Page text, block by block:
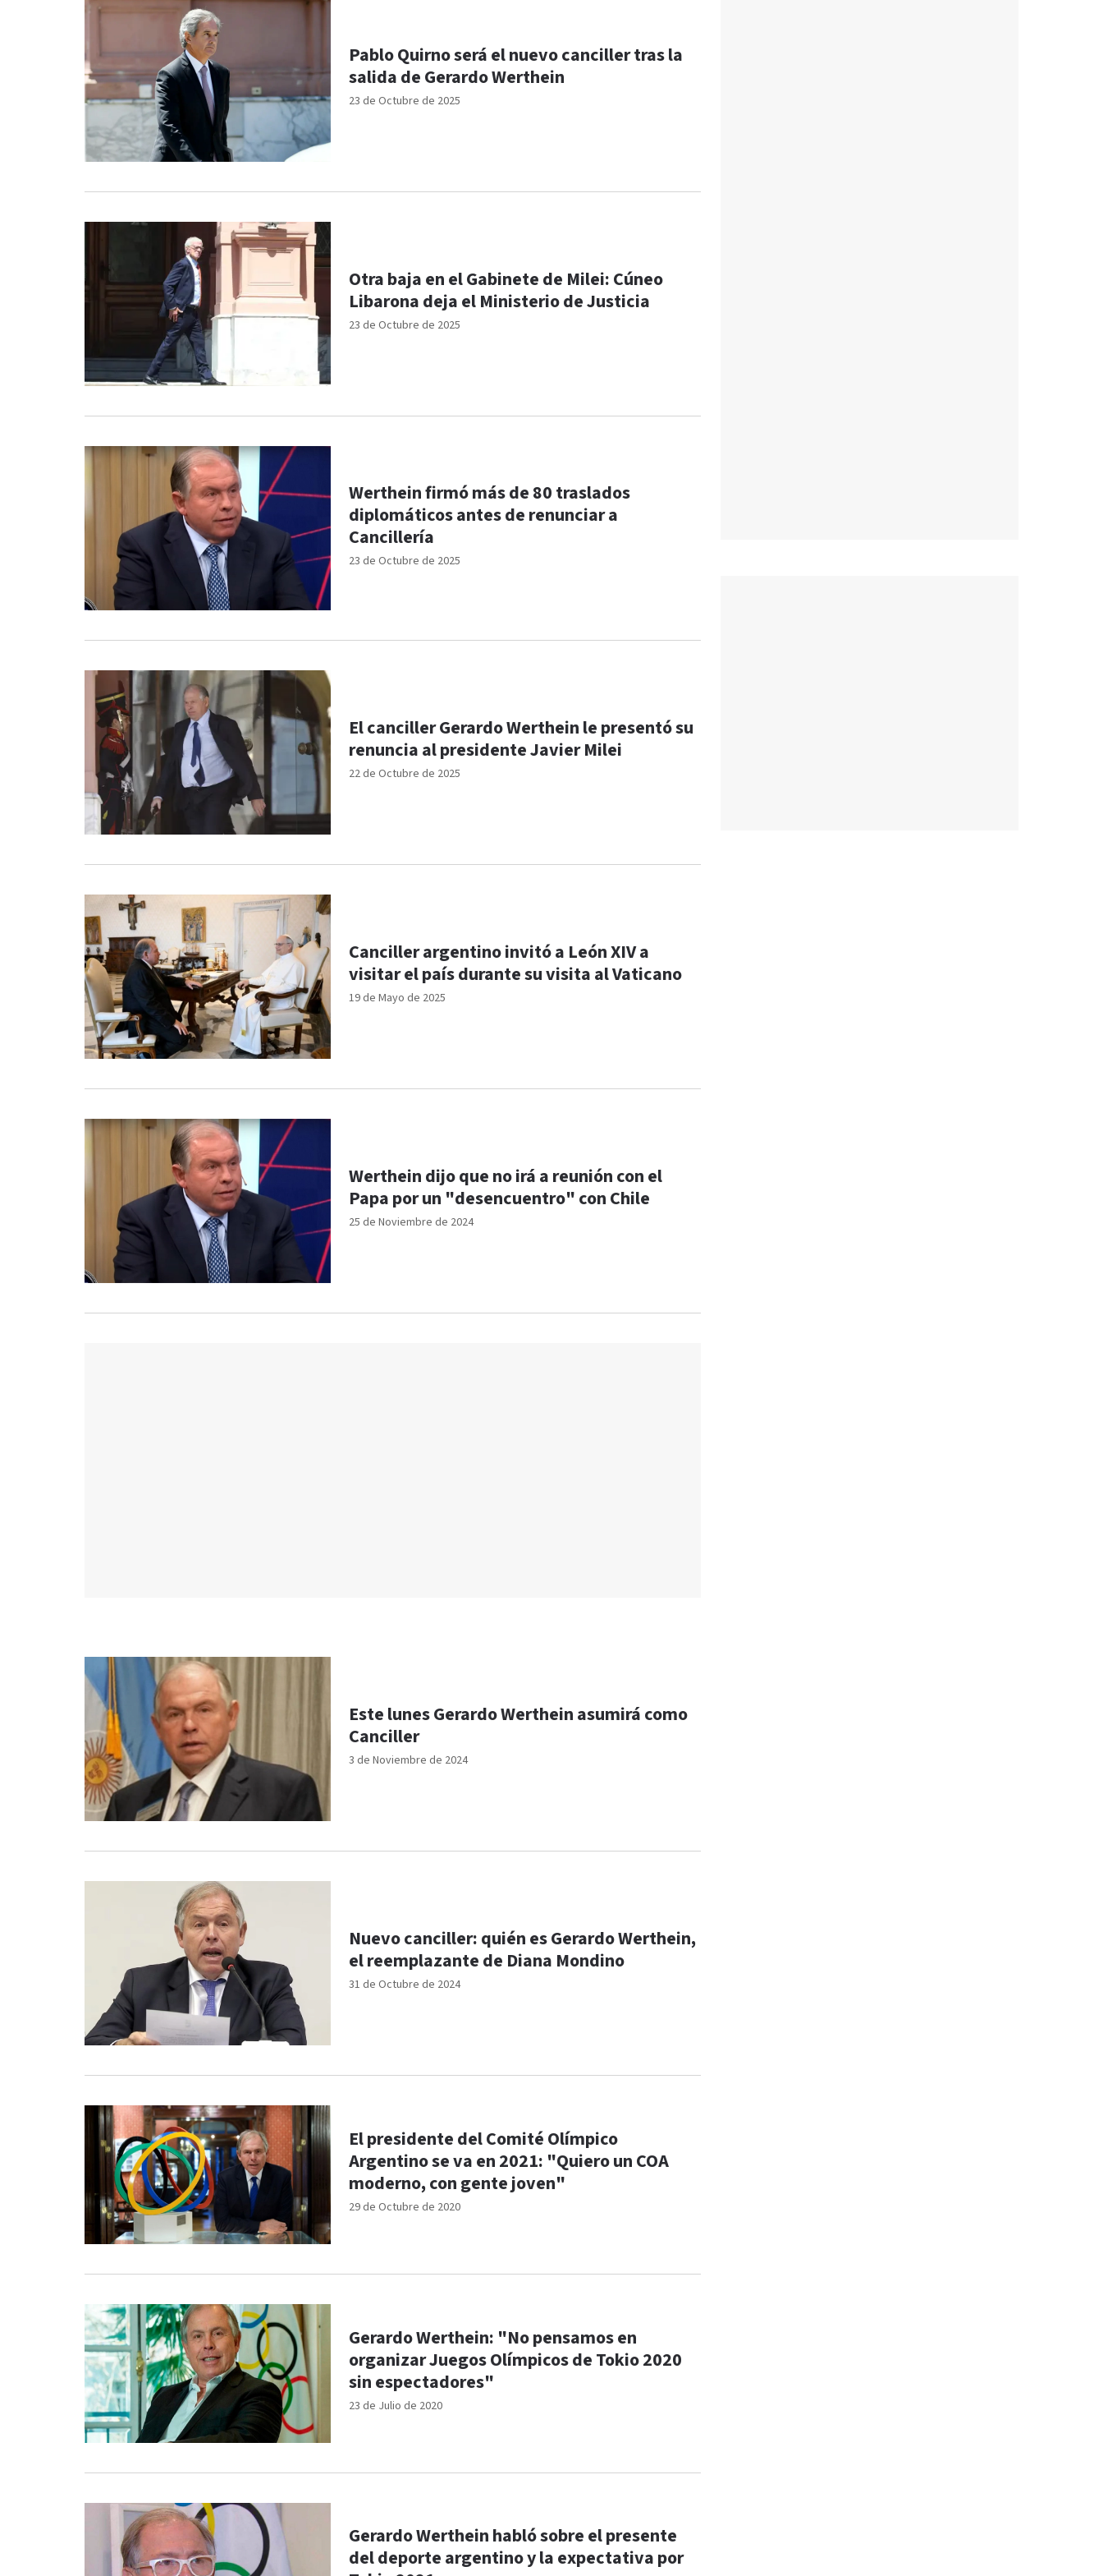
23 de Octubre de 2025
Pablo Quirno será el nuevo canciller tras la
salida de Gerardo Werthein
23 de Octubre de 2025
Otra baja en el Gabinete de Milei: Cúneo
Libarona deja el Ministerio de Justicia
23 de Octubre de 2025
Werthein firmó más de 80 traslados
diplomáticos antes de renunciar a
Cancillería
22 de Octubre de 2025
El canciller Gerardo Werthein le presentó su
renuncia al presidente Javier Milei
19 de Mayo de 2025
Canciller argentino invitó a León XIV a
visitar el país durante su visita al Vaticano
25 de Noviembre de 2024
Werthein dijo que no irá a reunión con el
Papa por un "desencuentro" con Chile
3 de Noviembre de 2024
Este lunes Gerardo Werthein asumirá como
Canciller
31 de Octubre de 2024
Nuevo canciller: quién es Gerardo Werthein,
el reemplazante de Diana Mondino
29 de Octubre de 2020
El presidente del Comité Olímpico
Argentino se va en 2021: "Quiero un COA
moderno, con gente joven"
23 de Julio de 2020
Gerardo Werthein: "No pensamos en
organizar Juegos Olímpicos de Tokio 2020
sin espectadores"
Gerardo Werthein habló sobre el presente
del deporte argentino y la expectativa por